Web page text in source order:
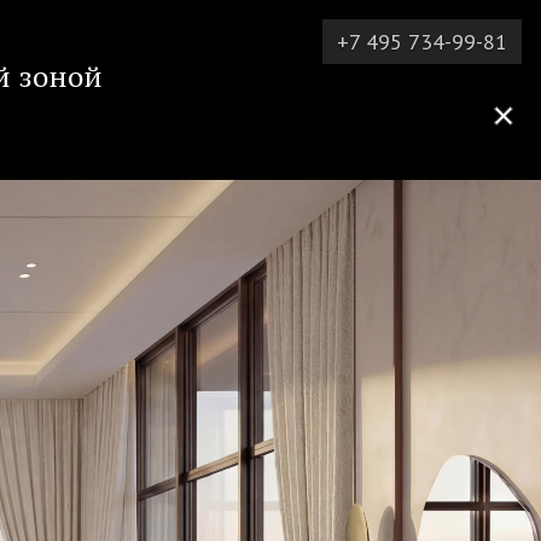
+7 495 734-99-81
зоной